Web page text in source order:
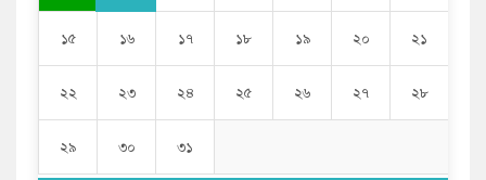
১৫ ১৬ ১৭ ১৮ ১৯ ২০ ২১
২২ ২৩ ২৪ ২৫ ২৬ ২৭ ২৮
২৯ ৩০ ৩১